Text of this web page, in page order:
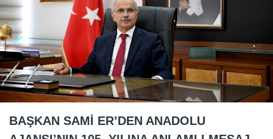
BAŞKAN SAMİ ER’DEN ANADOLU